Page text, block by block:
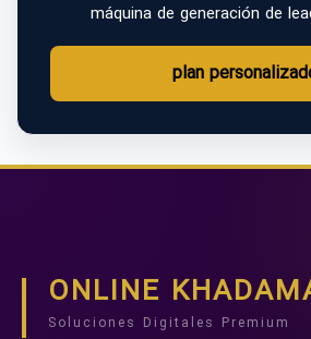
máquina de generación de
plan
ONLINE
Soluciones Digitales Premium